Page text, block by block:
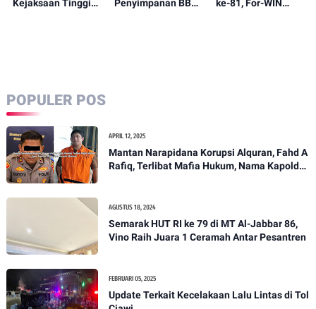
Kejaksaan Tinggi
Penyimpanan BBM
ke-81, For-WIN
POPULER POS
APRIL 12, 2025
Mantan Narapidana Korupsi Alquran, Fahd A
Rafiq, Terlibat Mafia Hukum, Nama Kapolda
AGUSTUS 18, 2024
Semarak HUT RI ke 79 di MT Al-Jabbar 86,
Vino Raih Juara 1 Ceramah Antar Pesantren
FEBRUARI 05, 2025
Update Terkait Kecelakaan Lalu Lintas di Tol